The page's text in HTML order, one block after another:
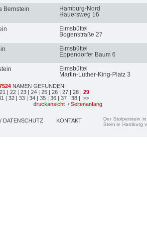
Bernstein
Hamburg-Nord
Hauersweg 16
Eimsbüttel
Bogenstraße 27
Eimsbüttel
Eppendorfer Baum 6
Eimsbüttel
Martin-Luther-King-Platz 3
NAMEN GEFUNDEN
| 22 | 23 | 24 | 25 | 26 | 27 | 28 | 29
| 32 | 33 | 34 | 35 | 36 | 37 | 38 | >>
druckansicht / Seitenanfang
DATENSCHUTZ KONTAKT
Der Stolperstein
Stein in Hamburg